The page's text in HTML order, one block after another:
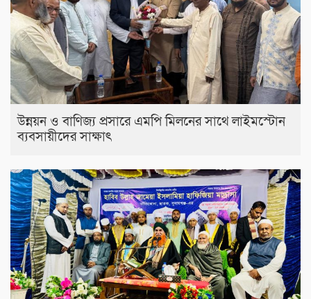
উন্নয়ন ও বাণিজ্য প্রসারে এমপি মিলনের সাথে লাইমস্টোন
ব্যবসায়ীদের সাক্ষাৎ